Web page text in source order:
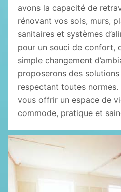
avons la capacité de
rénovant vos sols, murs,
sanitaires et systèmes
pour un souci de confort,
simple changement
proposerons des
respectant toutes
vous offrir un espace de
commode, pratique et